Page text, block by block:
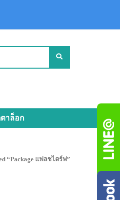
าล็อก
“Package แฟลชไดร์ฟ”